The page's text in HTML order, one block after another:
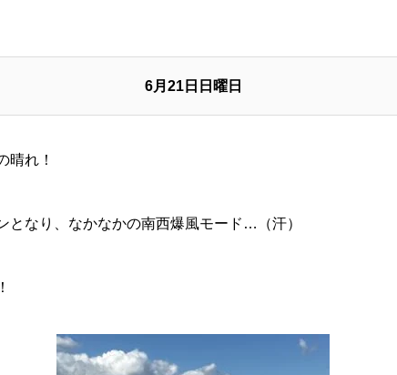
6月21日日曜日
晴れ！
となり、なかなかの南西爆風モード…（汗）